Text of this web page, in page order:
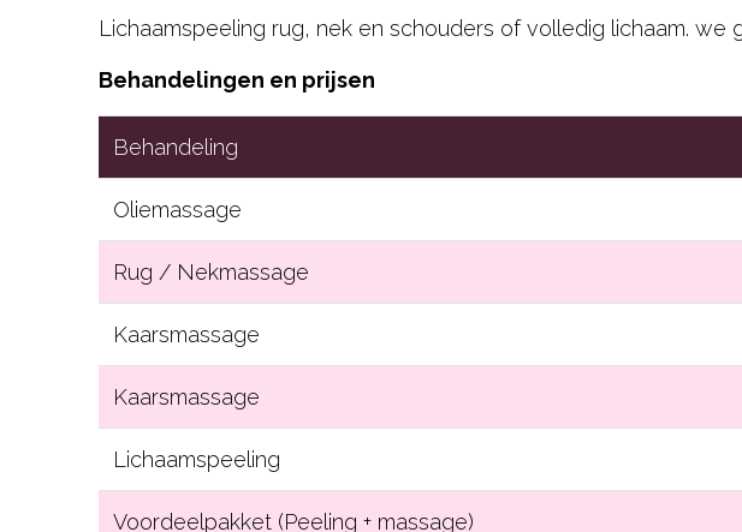
Lichaamspeeling rug, nek en schouders of volledig lichaam.
Behandelingen en prijsen
Behandeling
Oliemassage
Rug / Nekmassage
Kaarsmassage
Kaarsmassage
Lichaamspeeling
Voordeelpakket (Peeling + massage)